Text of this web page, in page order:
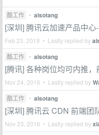
酷工作 • alsotang
[深圳] 腾讯云加速产品中心
Feb 23, 2019 • Lastly replied by
酷工作 • alsotang
[腾讯] 各种岗位均可内推，
Nov 24, 2016 • Lastly replied by
酷工作 • alsotang
[深圳] 腾讯云 CDN 前端团
Nov 23, 2016 • Lastly replied by